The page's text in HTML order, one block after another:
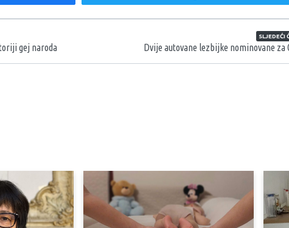
gej naroda
SLJEDEĆI
Dvije autovane lezbijke nominovane za